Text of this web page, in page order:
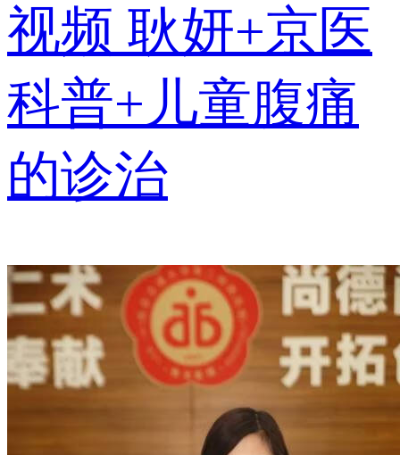
视频 耿妍+京医
科普+儿童腹痛
的诊治